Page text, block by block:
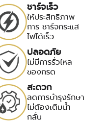
ชาร์จเร็ว
ให้ประสิทธิภาพ
การ ชาร์จกระแส
ไฟได้เร็ว
ปลอดภัย
ไม่มีการรั่วไหล
ของกรด
สะดวก
ลดการบำรุงรักษา
ไม่ต้องเติมน้ำ
กลั่น